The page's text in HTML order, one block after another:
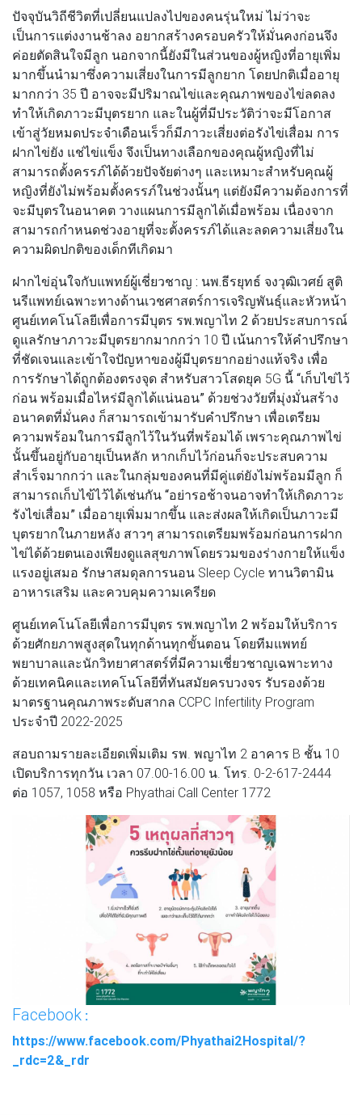
ปัจจุบันวิถีชีวิตที่เปลี่ยนแปลงไปของคนรุ่นใหม่ ไม่ว่าจะ
เป็นการแต่งงานช้าลง อยากสร้างครอบครัวให้มั่นคงก่อนจึง
ค่อยตัดสินใจมีลูก นอกจากนี้ยังมีในส่วนของผู้หญิงที่อายุเพิ่ม
มากขึ้นนำมาซึ่งความเสี่ยงในการมีลูกยาก โดยปกติเมื่ออายุ
มากกว่า 35 ปี อาจจะมีปริมาณไข่และคุณภาพของไข่ลดลง
ทำให้เกิดภาวะมีบุตรยาก และในผู้ที่มีประวัติว่าจะมีโอกาส
เข้าสู่วัยหมดประจำเดือนเร็วก็มีภาวะเสี่ยงต่อรังไข่เสื่อม การ
ฝากไข่ยัง แช่ไข่แข็ง จึงเป็นทางเลือกของคุณผู้หญิงที่ไม่
สามารถตั้งครรภ์ได้ด้วยปัจจัยต่างๆ และเหมาะสำหรับคุณผู้
หญิงที่ยังไม่พร้อมตั้งครรภ์ในช่วงนั้นๆ แต่ยังมีความต้องการที่
จะมีบุตรในอนาคต วางแผนการมีลูกได้เมื่อพร้อม เนื่องจาก
สามารถกำหนดช่วงอายุที่จะตั้งครรภ์ได้และลดความเสี่ยงใน
ความผิดปกติของเด็กทีเกิดมา
ฝากไข่อุ่นใจกับแพทย์ผู้เชี่ยวชาญ : นพ.ธีรยุทธ์ จงวุฒิเวศย์ สูติ
นรีแพทย์เฉพาะทางด้านเวชศาสตร์การเจริญพันธุ์และหัวหน้า
ศูนย์เทคโนโลยีเพื่อการมีบุตร รพ.พญาไท 2 ด้วยประสบการณ์
ดูแลรักษาภาวะมีบุตรยากมากกว่า 10 ปี เน้นการให้คำปรึกษา
ที่ชัดเจนและเข้าใจปัญหาของผู้มีบุตรยากอย่างแท้จริง เพื่อ
การรักษาได้ถูกต้องตรงจุด สำหรับสาวโสดยุค 5G นี้ “เก็บไข่ไว้
ก่อน พร้อมเมื่อไหร่มีลูกได้แน่นอน” ด้วยช่วงวัยที่มุ่งมั่นสร้าง
อนาคตที่มั่นคง ก็สามารถเข้ามารับคำปรึกษา เพื่อเตรียม
ความพร้อมในการมีลูกไว้ในวันที่พร้อมได้ เพราะคุณภาพไข่
นั้นขึ้นอยู่กับอายุเป็นหลัก หากเก็บไว้ก่อนก็จะประสบความ
สำเร็จมากกว่า และในกลุ่มของคนที่มีคู่แต่ยังไม่พร้อมมีลูก ก็
สามารถเก็บไข้ไว้ได้เช่นกัน “อย่ารอช้าจนอาจทำให้เกิดภาวะ
รังไข่เสื่อม” เมื่ออายุเพิ่มมากขึ้น และส่งผลให้เกิดเป็นภาวะมี
บุตรยากในภายหลัง สาวๆ สามารถเตรียมพร้อมก่อนการฝาก
ไข่ได้ด้วยตนเองเพียงดูแลสุขภาพโดยรวมของร่างกายให้แข็ง
แรงอยู่เสมอ รักษาสมดุลการนอน Sleep Cycle ทานวิตามิน
อาหารเสริม และควบคุมความเครียด
ศูนย์เทคโนโลยีเพื่อการมีบุตร รพ.พญาไท 2 พร้อมให้บริการ
ด้วยศักยภาพสูงสุดในทุกด้านทุกขั้นตอน โดยทีมแพทย์
พยาบาลและนักวิทยาศาสตร์ที่มีความเชี่ยวชาญเฉพาะทาง
ด้วยเทคนิคและเทคโนโลยีที่ทันสมัยครบวงจร รับรองด้วย
มาตรฐานคุณภาพระดับสากล CCPC Infertility Program
ประจำปี 2022-2025
สอบถามรายละเอียดเพิ่มเติม รพ. พญาไท 2 อาคาร B ชั้น 10
เปิดบริการทุกวัน เวลา 07.00-16.00 น. โทร. 0-2-617-2444
ต่อ 1057, 1058 หรือ Phyathai Call Center 1772
Facebook :
https://www.facebook.com/Phyathai2HospitaI/?
_rdc=2&_rdr